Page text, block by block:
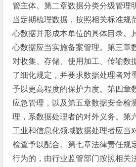
管主体。第二章数据分类分级管理
当定期梳理数据，按照相关标准规
心数据并形成本单位的具体目录。
心数据应当实施备案管理。第三章
对收集、存储、使用加工、传输数
了细化规定，并要求数据处理者对
予以更高程度的保护力度。第四章
应急管理，以及第五章数据安全检
理，系数据处理者的对外义务。第
工业和信息化领域数据处理者应当
检查予以配合。第七章法律责任规
行为的，由行业监管部门按照相关